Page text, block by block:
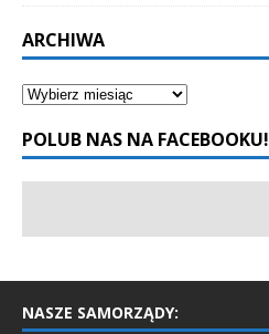
ARCHIWA
POLUB NAS NA FACEBOOKU!
NASZE SAMORZĄDY: